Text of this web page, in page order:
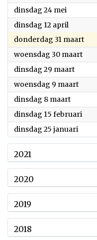
dinsdag 24 mei
dinsdag 12 april
donderdag 31 maart2022
woensdag 30 maart2022
dinsdag 29 maart2022
woensdag 9 maart2022
dinsdag 8 maart2022
dinsdag 15 februari
dinsdag 25 januari
2021
2020
2019
2018